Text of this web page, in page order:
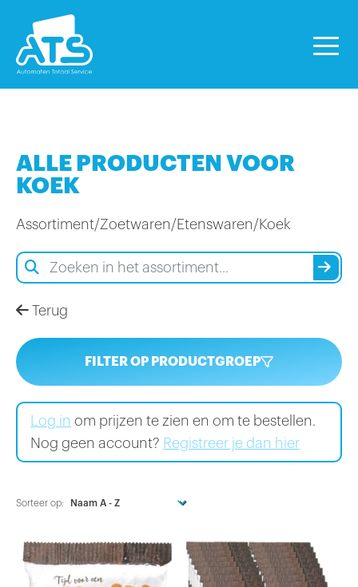
ALLE PRODUCTEN VOOR
KOEK
Assortiment/Zoetwaren/Etenswaren/Koek
Terug
FILTER OP PRODUCTGROEP
Log in om prijzen te zien en om te bestellen.
Nog geen account? Registreer je dan hier
Sorteer op: